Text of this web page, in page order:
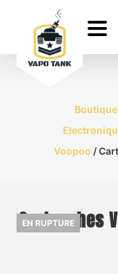
Boutique
Voopoo /
Cartouches
EN RUPTURE